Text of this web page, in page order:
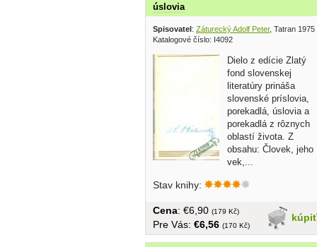
úslovia
Spisovatel : Záturecký Adolf Peter, Tatran 1975
Katalogové číslo: I4092
Dielo z edície Zlatý
fond slovenskej
literatúry prináša
slovenské príslovia,
porekadlá, úslovia a
porekadlá z rôznych
oblastí života. Z
obsahu: Človek, jeho
vek,...
Stav knihy:
kúpiť
Cena: €6,90 (179 Kč)
Pre Vás: €6,56 (170 Kč)